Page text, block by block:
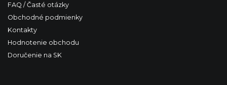
FAQ / Časté otázky
Obchodné podmienky
Kontakty
Hodnotenie obchodu
Doručenie na SK